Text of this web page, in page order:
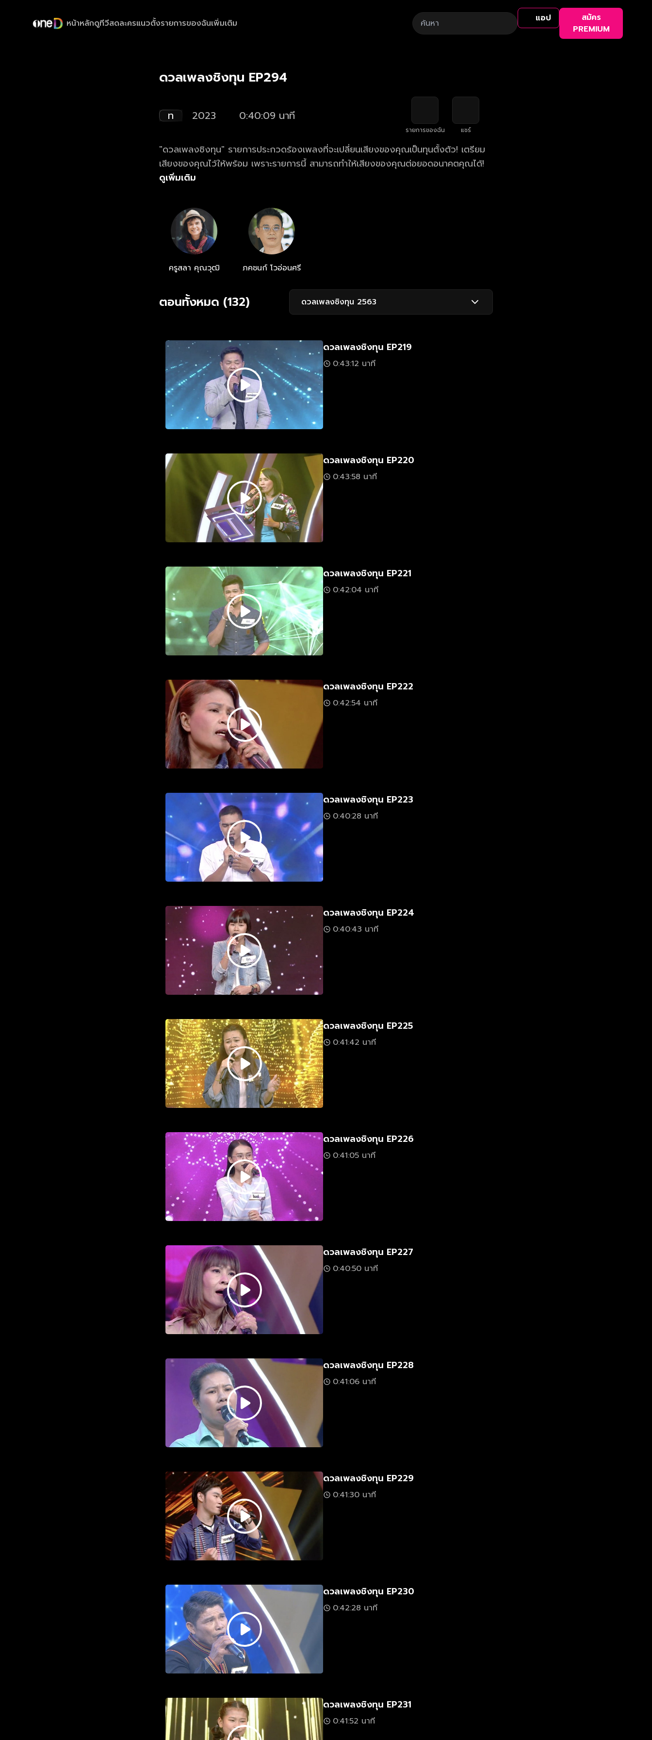
หน้าหลักดูทีวีสดละครแนวตั้งรายการของฉันเพิ่มเติม แอป
สมัคร
PREMIUM
ดวลเพลงชิงทุน EP294
ท 2023 0:40:09 นาที
รายการของฉัน แชร์
"ดวลเพลงชิงทุน" รายการประกวดร้องเพลงที่จะเปลี่ยนเสียงของคุณเป็นทุนตั้งตัว! เตรียม
เสียงของคุณไว้ให้พร้อม เพราะรายการนี้ สามารถทำให้เสียงของคุณต่อยอดอนาคตคุณได้!
ดูเพิ่มเติม
ครูสลา คุณวุฒิ ภคชนก์ โวอ่อนศรี
ตอนทั้งหมด (132) ดวลเพลงชิงทุน 2563
ดวลเพลงชิงทุน EP219
0:43:12 นาที
ดวลเพลงชิงทุน EP220
0:43:58 นาที
ดวลเพลงชิงทุน EP221
0:42:04 นาที
ดวลเพลงชิงทุน EP222
0:42:54 นาที
ดวลเพลงชิงทุน EP223
0:40:28 นาที
ดวลเพลงชิงทุน EP224
0:40:43 นาที
ดวลเพลงชิงทุน EP225
0:41:42 นาที
ดวลเพลงชิงทุน EP226
0:41:05 นาที
ดวลเพลงชิงทุน EP227
0:40:50 นาที
ดวลเพลงชิงทุน EP228
0:41:06 นาที
ดวลเพลงชิงทุน EP229
0:41:30 นาที
ดวลเพลงชิงทุน EP230
0:42:28 นาที
ดวลเพลงชิงทุน EP231
0:41:52 นาที